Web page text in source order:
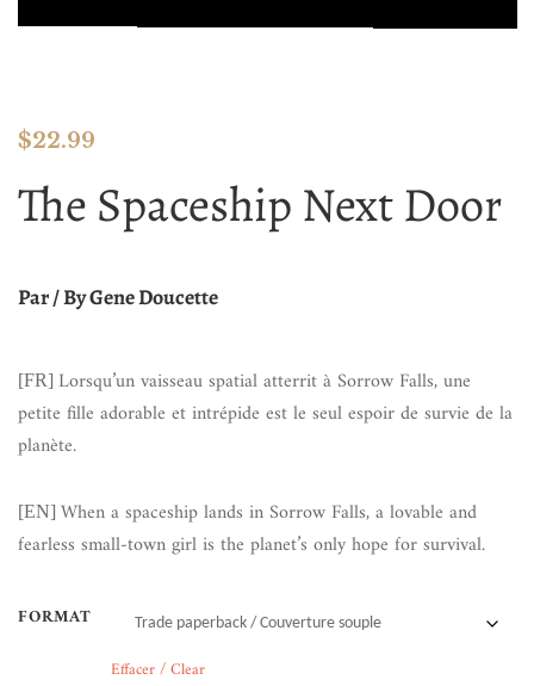
$22.99
The Spaceship Next Door
Par / By Gene Doucette
[FR] Lorsqu’un vaisseau spatial atterrit à Sorrow Falls, une
petite fille adorable et intrépide est le seul espoir de survie de la
planète.
[EN] When a spaceship lands in Sorrow Falls, a lovable and
fearless small-town girl is the planet’s only hope for survival.
FORMAT
Effacer / Clear